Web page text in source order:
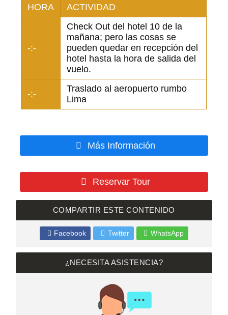
HORA ACTIVIDAD
-:-
Check Out del hotel 10 de la
mañana; pero las cosas se
pueden quedar en recepción del
hotel hasta la hora de salida del
vuelo.
-:-
Traslado al aeropuerto rumbo
Lima
Más Información
Reservar Tour
COMPARTIR ESTE CONTENIDO
Facebook Twitter WhatsApp
¿NECESITA ASISTENCIA?